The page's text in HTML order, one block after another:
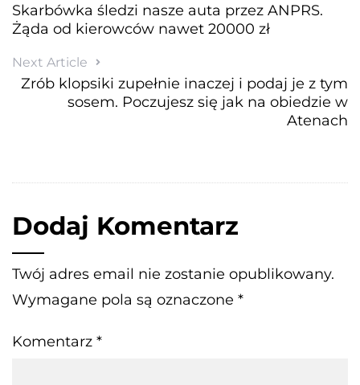
Skarbówka śledzi nasze auta przez ANPRS.
Żąda od kierowców nawet 20000 zł
Next Article
Zrób klopsiki zupełnie inaczej i podaj je z tym
sosem. Poczujesz się jak na obiedzie w
Atenach
Dodaj Komentarz
Twój adres email nie zostanie opublikowany.
Wymagane pola są oznaczone *
Komentarz *